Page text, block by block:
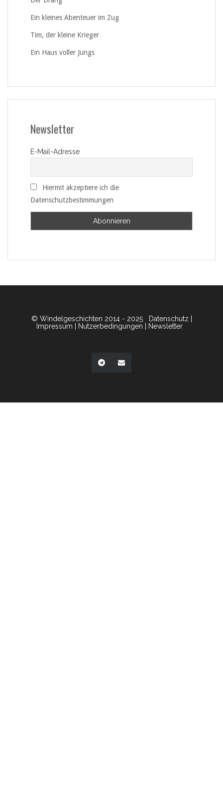
Ein kleines Abenteuer im Zug
Tim, der kleine Krieger
Ein Haus voller Jungs
Newsletter
E-Mail-Adresse
Hiermit akzeptiere ich die
Datenschutzbestimmungen
© Windelgeschichten 2014 - 2025 Datenschutz
Impressum
Nutzerbedingungen Newsletter